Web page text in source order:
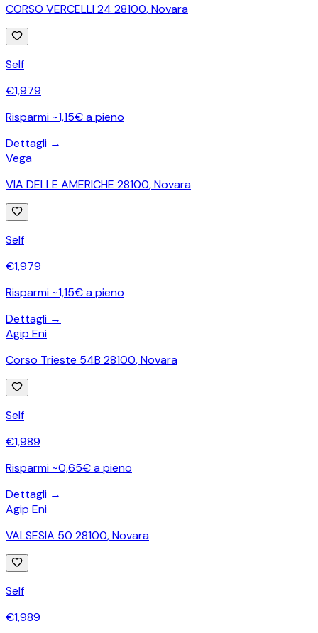
CORSO VERCELLI 24 28100,Novara
Self
€1,979
Risparmi ~1,15€ a pieno
Dettagli →
Vega
VIA DELLE AMERICHE 28100,Novara
Self
€1,979
Risparmi ~1,15€ a pieno
Dettagli →
Agip Eni
Corso Trieste 54B 28100,Novara
Self
€1,989
Risparmi ~0,65€ a pieno
Dettagli →
Agip Eni
VALSESIA 50 28100,Novara
Self
€1,989